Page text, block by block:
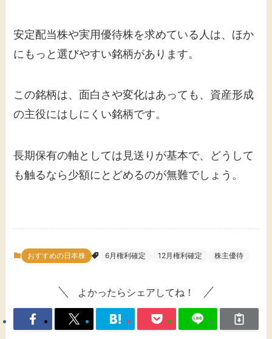
安定配当株や実用優待株を求めている人は、ほか
にもっと選びやすい銘柄があります。
この銘柄は、面白さや変化はあっても、資産形成
の主役にはしにくい銘柄です。
長期保有の軸としては見送りが基本で、どうして
も触るなら少額にとどめるのが無難でしょう。
おすすめの日本株 6月権利確定 12月権利確定 株主優待
よかったらシェアしてね！